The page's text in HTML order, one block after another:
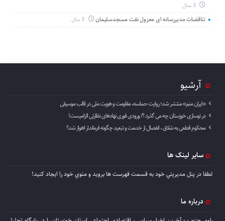
3 سال
تناقضات مدیررسانه ای معزول نفت مسجدسلیمان 3 سال
آرشیو
«ایران منم» منتشر شد؛ روایت حماسه، مقاومت و هویت ملی در قالب موسیقی
در نوسازی خوزستان چه می گذرد ؟/ ورودی فوری نهادهای نظارتی الزامیست!
محکوم قطعی به شلاق ، انفصال از خدمت و تبعید چگونه فرماندار اهواز شد؟
سایر لینک ها
لطفا در پنل مديريتي خود به قسمت فهرست ها برويد و منوي خود را ايجاد كنيد!
درباره ما